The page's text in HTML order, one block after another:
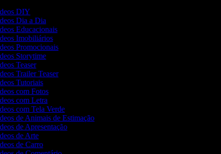
DIY
Dia a Dia
Educacionais
Imobiliários
Promocionais
Storytime
Teaser
Trailer Teaser
Tutoriais
com Fotos
com Letra
com Tela Verde
de Animais de Estimação
de Apresentação
de Arte
de Carro